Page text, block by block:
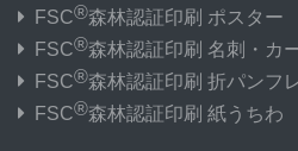
FSC®森林認証印刷 ポスター
FSC®森林認証印刷 名刺・カ
FSC®森林認証印刷 折パンフ
FSC®森林認証印刷 紙うちわ